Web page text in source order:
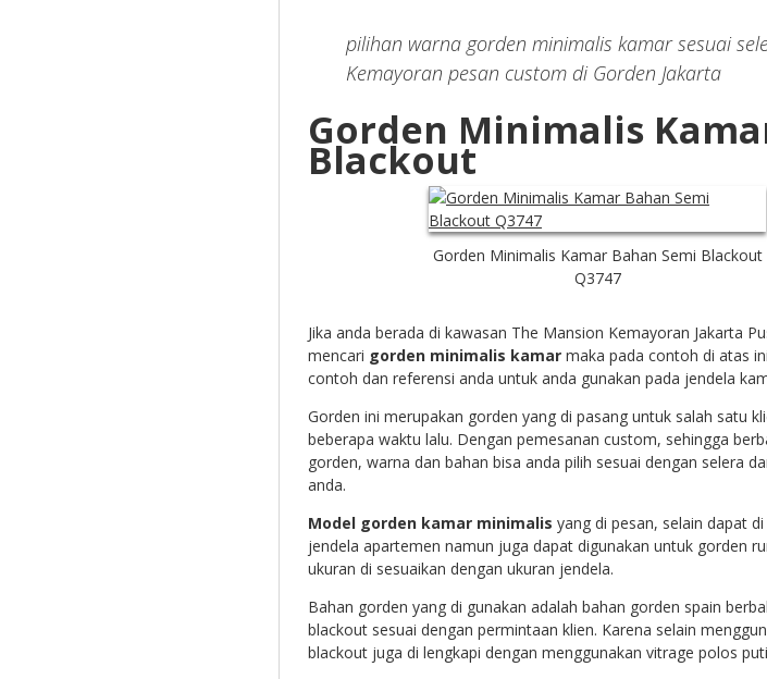
pilihan warna gorden minimalis kamar sesuai
Kemayoran pesan custom di Gorden Jakarta
Gorden Minimalis
Blackout
Gorden Minimalis Kamar Bahan Semi Blackout
Q3747
Jika anda berada di kawasan The Mansion Kemayoran Jakarta
mencari gorden minimalis kamarmaka pada contoh di atas
contoh dan referensi anda untuk anda gunakan pada jendela
Gorden ini merupakan gorden yang di pasang untuk salah satu
beberapa waktu lalu. Dengan pemesanan custom, sehingga
gorden, warna dan bahan bisa anda pilih sesuai dengan selera
anda.
Model gorden kamar minimalis yang di pesan, selain dapat
jendela apartemen namun juga dapat digunakan untuk gorden
ukuran di sesuaikan dengan ukuran jendela.
Bahan gorden yang di gunakan adalah bahan gorden spain
blackout sesuai dengan permintaan klien. Karena selain
blackout juga di lengkapi dengan menggunakan vitrage polos